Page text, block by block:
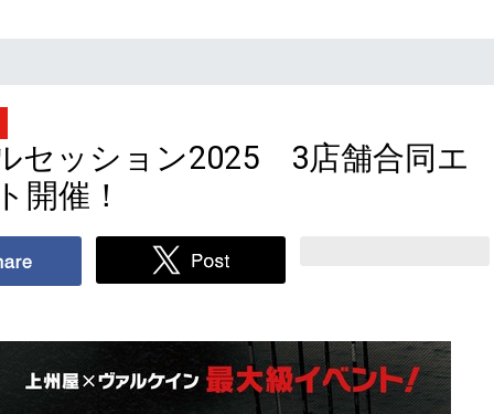
セッション2025 3店舗合同エ
開催！